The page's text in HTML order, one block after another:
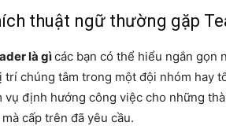
thuật ngữ thường gặp
là gìcác bạn có thể hiểu ngắn gọn
trí chúng tâm trong một đội nhóm hay
vụ định hướng công việc cho những
cấp trên đã yêu cầu.